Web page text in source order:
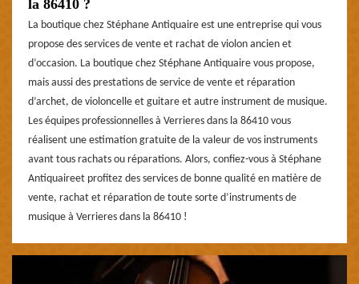
la 86410 ?
La boutique chez Stéphane Antiquaire est une entreprise qui vous
propose des services de vente et rachat de violon ancien et
d’occasion. La boutique chez Stéphane Antiquaire vous propose,
mais aussi des prestations de service de vente et réparation
d’archet, de violoncelle et guitare et autre instrument de musique.
Les équipes professionnelles à Verrieres dans la 86410 vous
réalisent une estimation gratuite de la valeur de vos instruments
avant tous rachats ou réparations. Alors, confiez-vous à Stéphane
Antiquaireet profitez des services de bonne qualité en matière de
vente, rachat et réparation de toute sorte d’instruments de
musique à Verrieres dans la 86410 !